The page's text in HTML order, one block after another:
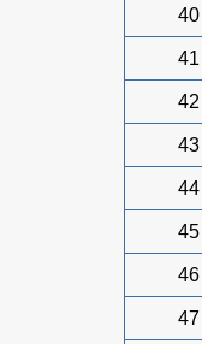
40
41
42
43
44
45
46
47